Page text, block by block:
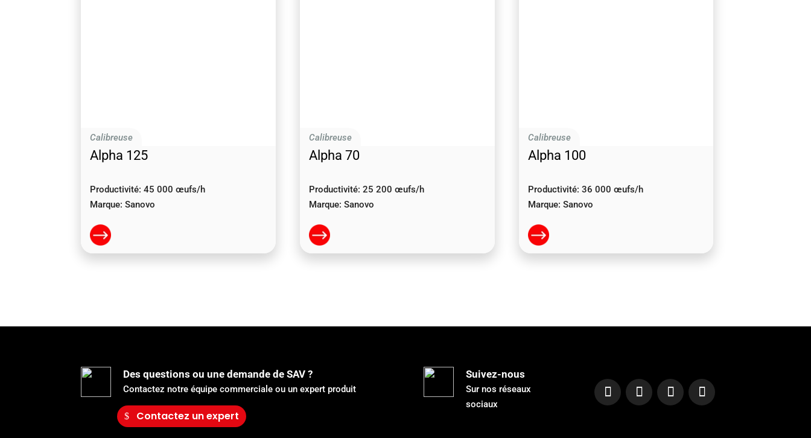
Calibreuse
Alpha 125
Productivité: 45 000 œufs/h
Marque: Sanovo
Calibreuse
Alpha 70
Productivité: 25 200 œufs/h
Marque: Sanovo
Calibreuse
Alpha 100
Productivité: 36 000 œufs/h
Marque: Sanovo
Des questions ou une demande de SAV ?
Contactez notre équipe commerciale ou un expert produit
Contactez un expert
Suivez-nous
Sur nos réseaux
sociaux